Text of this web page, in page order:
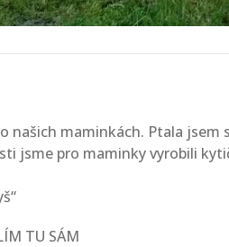
našich maminkách. Ptala
jsme pro maminky vyrobili
TU SÁM